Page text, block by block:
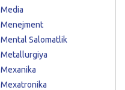
Media
Menejment
Mental Salomatlik
Metallurgiya
Mexanika
Mexatronika